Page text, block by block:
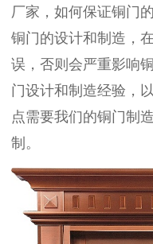
厂家，如何保证铜门
铜门的设计和制造，
误，否则会严重影响
门设计和制造经验，
点需要我们的铜门制
制。